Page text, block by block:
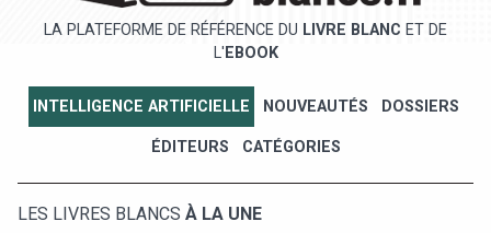
LA PLATEFORME DE RÉFÉRENCE DU LIVRE BLANC ET DE
L' EBOOK
INTELLIGENCE ARTIFICIELLE NOUVEAUTÉS DOSSIERS
ÉDITEURS CATÉGORIES
LES LIVRES BLANCS À LA UNE